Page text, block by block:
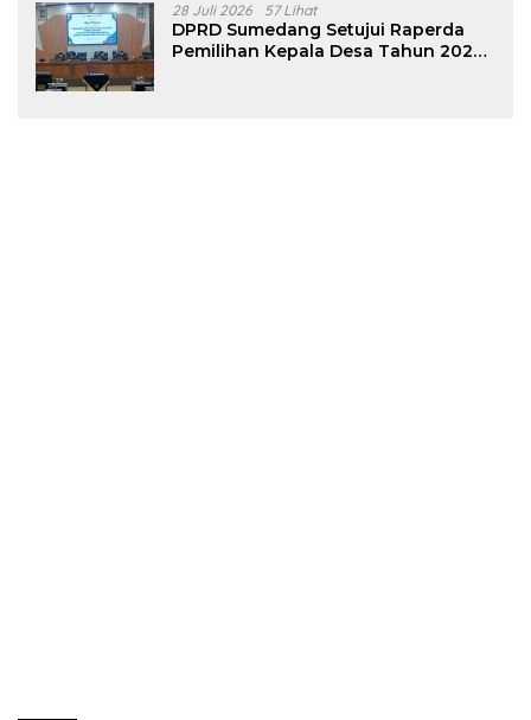
28 Juli 2026 57 Lihat
DPRD Sumedang Setujui Raperda
Pemilihan Kepala Desa Tahun 2026